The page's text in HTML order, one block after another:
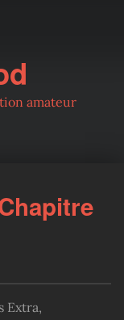
amateur
Extra,